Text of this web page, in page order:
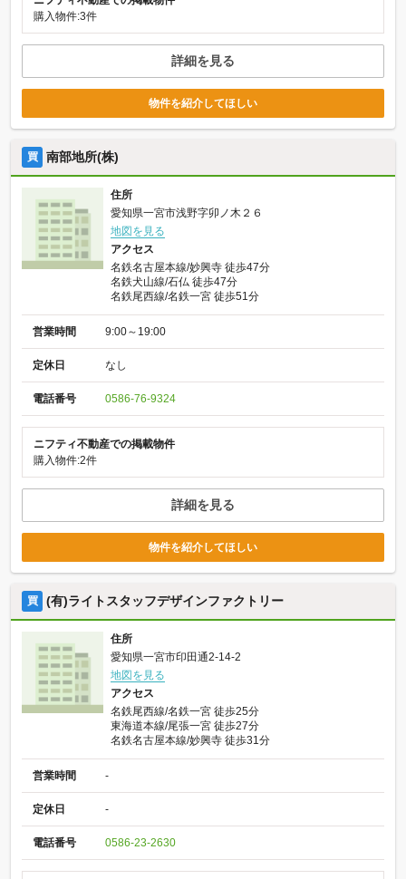
購入物件:3件
詳細を見る
物件を紹介してほしい
買 南部地所(株)
住所
愛知県一宮市浅野字卯ノ木２６
地図を見る
アクセス
名鉄名古屋本線/妙興寺 徒歩47分
名鉄犬山線/石仏 徒歩47分
名鉄尾西線/名鉄一宮 徒歩51分
営業時間 9:00～19:00
定休日 なし
電話番号 0586-76-9324
ニフティ不動産での掲載物件
購入物件:2件
詳細を見る
物件を紹介してほしい
買 (有)ライトスタッフデザインファクトリー
住所
愛知県一宮市印田通2-14-2
地図を見る
アクセス
名鉄尾西線/名鉄一宮 徒歩25分
東海道本線/尾張一宮 徒歩27分
名鉄名古屋本線/妙興寺 徒歩31分
営業時間 -
定休日 -
電話番号 0586-23-2630